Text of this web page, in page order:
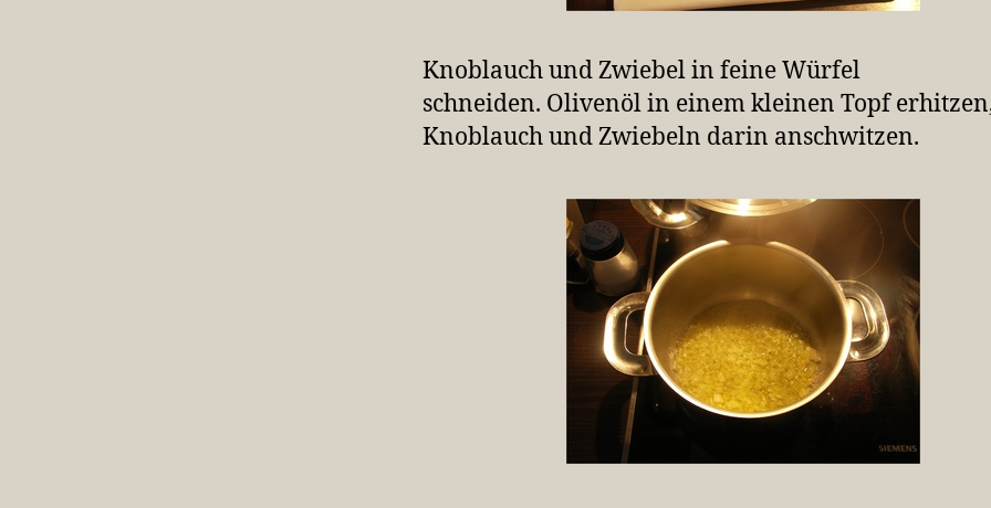
Knoblauch und Zwiebel in feine Würfel
schneiden. Olivenöl in einem kleinen Topf
Knoblauch und Zwiebeln darin anschwitzen.